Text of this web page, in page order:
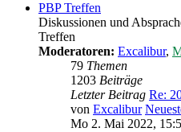
PBP Treffen
Diskussionen und
Treffen
Moderatoren: Excalibur,
79 Themen
1203 Beiträge
Letzter Beitrag Re:
von Excalibur
Mo 2. Mai 2022,